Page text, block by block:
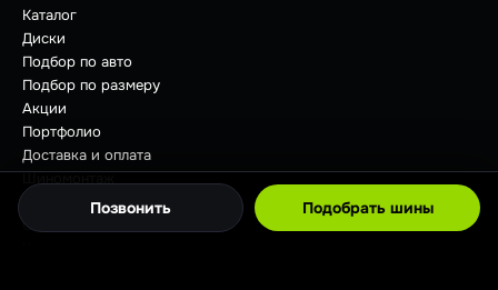
Позвонить Подобрать шины
Каталог
Диски
Подбор по авто
Подбор по размеру
Акции
Портфолио
Доставка и оплата
Шиномонтаж
Советы